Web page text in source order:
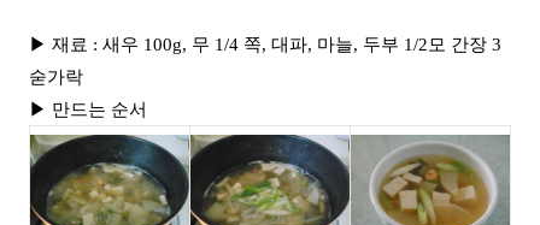
▶ 재료 : 새우 100g, 무 1/4 쪽, 대파, 마늘, 두부 1/2모 간장 3
숟가락
▶ 만드는 순서